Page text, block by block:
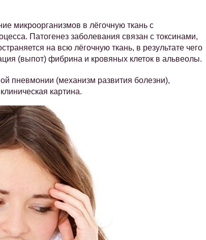
микроорганизмов в лёгочную ткань с
Патогенез заболевания связан с токсинами,
на всю лёгочную ткань, в результате чего
(выпот) фибрина и кровяных клеток в альвеолы.
пневмонии (механизм развития болезни),
картина.